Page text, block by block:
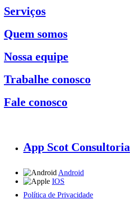
Serviços
Quem somos
Nossa equipe
Trabalhe conosco
Fale conosco
App Scot Consultoria
Android
IOS
Política de Privacidade